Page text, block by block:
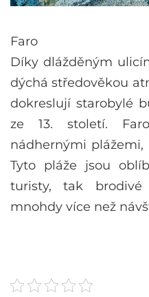
Faro
Díky dlážděným
dýchá středověkou
dokreslují starobylé
ze 13. století.
nádhernými
Tyto pláže jsou
turisty, tak
mnohdy více než